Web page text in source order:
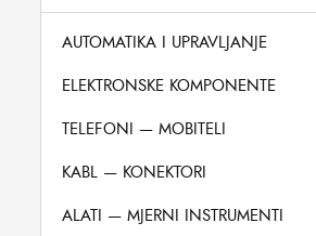
AUTOMATIKA I UPRAVLJANJE
ELEKTRONSKE KOMPONENTE
TELEFONI — MOBITELI
KABL — KONEKTORI
ALATI — MJERNI INSTRUMENTI